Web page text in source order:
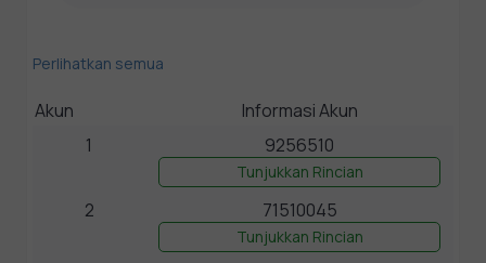
Perlihatkan semua
Akun
Informasi Akun
1
9256510
Tunjukkan Rincian
2 71510045
Tunjukkan Rincian